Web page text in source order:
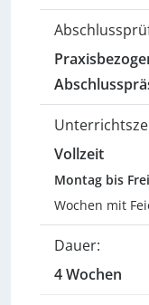
Vollzeit
Montag bis
Wochen mit
Dauer:
4 Wochen